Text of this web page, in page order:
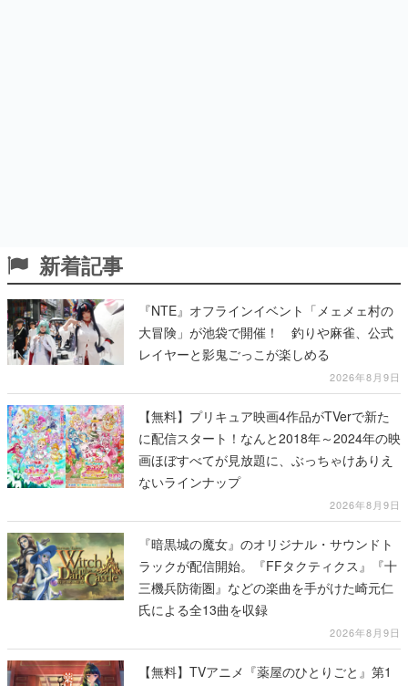
新着記事
『NTE』オフラインイベント「メェメェ村の
大冒険」が池袋で開催！ 釣りや麻雀、公式
レイヤーと影鬼ごっこが楽しめる
2026年8月9日
【無料】プリキュア映画4作品がTVerで新た
に配信スタート！なんと2018年～2024年の映
画ほぼすべてが見放題に、ぶっちゃけありえ
ないラインナップ
2026年8月9日
『暗黒城の魔女』のオリジナル・サウンドト
ラックが配信開始。『FFタクティクス』『十
三機兵防衛圏』などの楽曲を手がけた崎元仁
氏による全13曲を収録
2026年8月9日
【無料】TVアニメ『薬屋のひとりごと』第1